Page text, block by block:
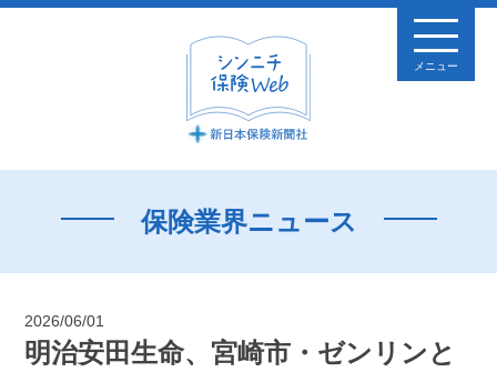
メニュー
保険業界ニュース
2026/06/01
明治安田生命、宮崎市・ゼンリンと